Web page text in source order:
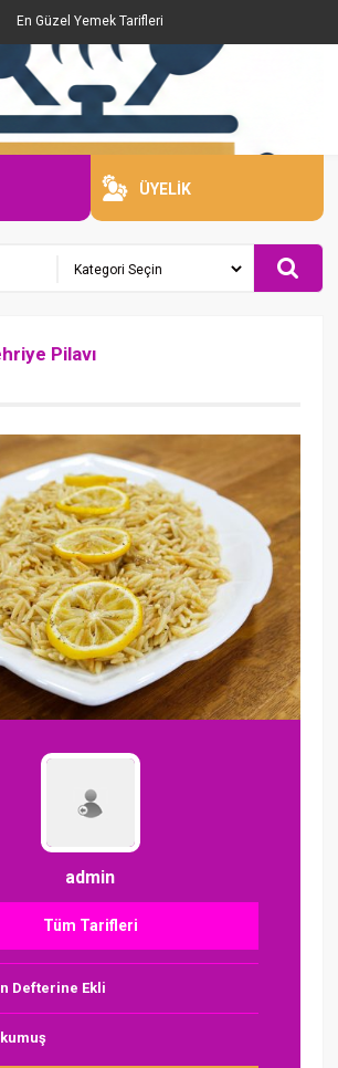
En Güzel Yemek Tarifleri
ÜYELİK
Pilavı
admin
Tüm Tarifleri
Defterine Ekli